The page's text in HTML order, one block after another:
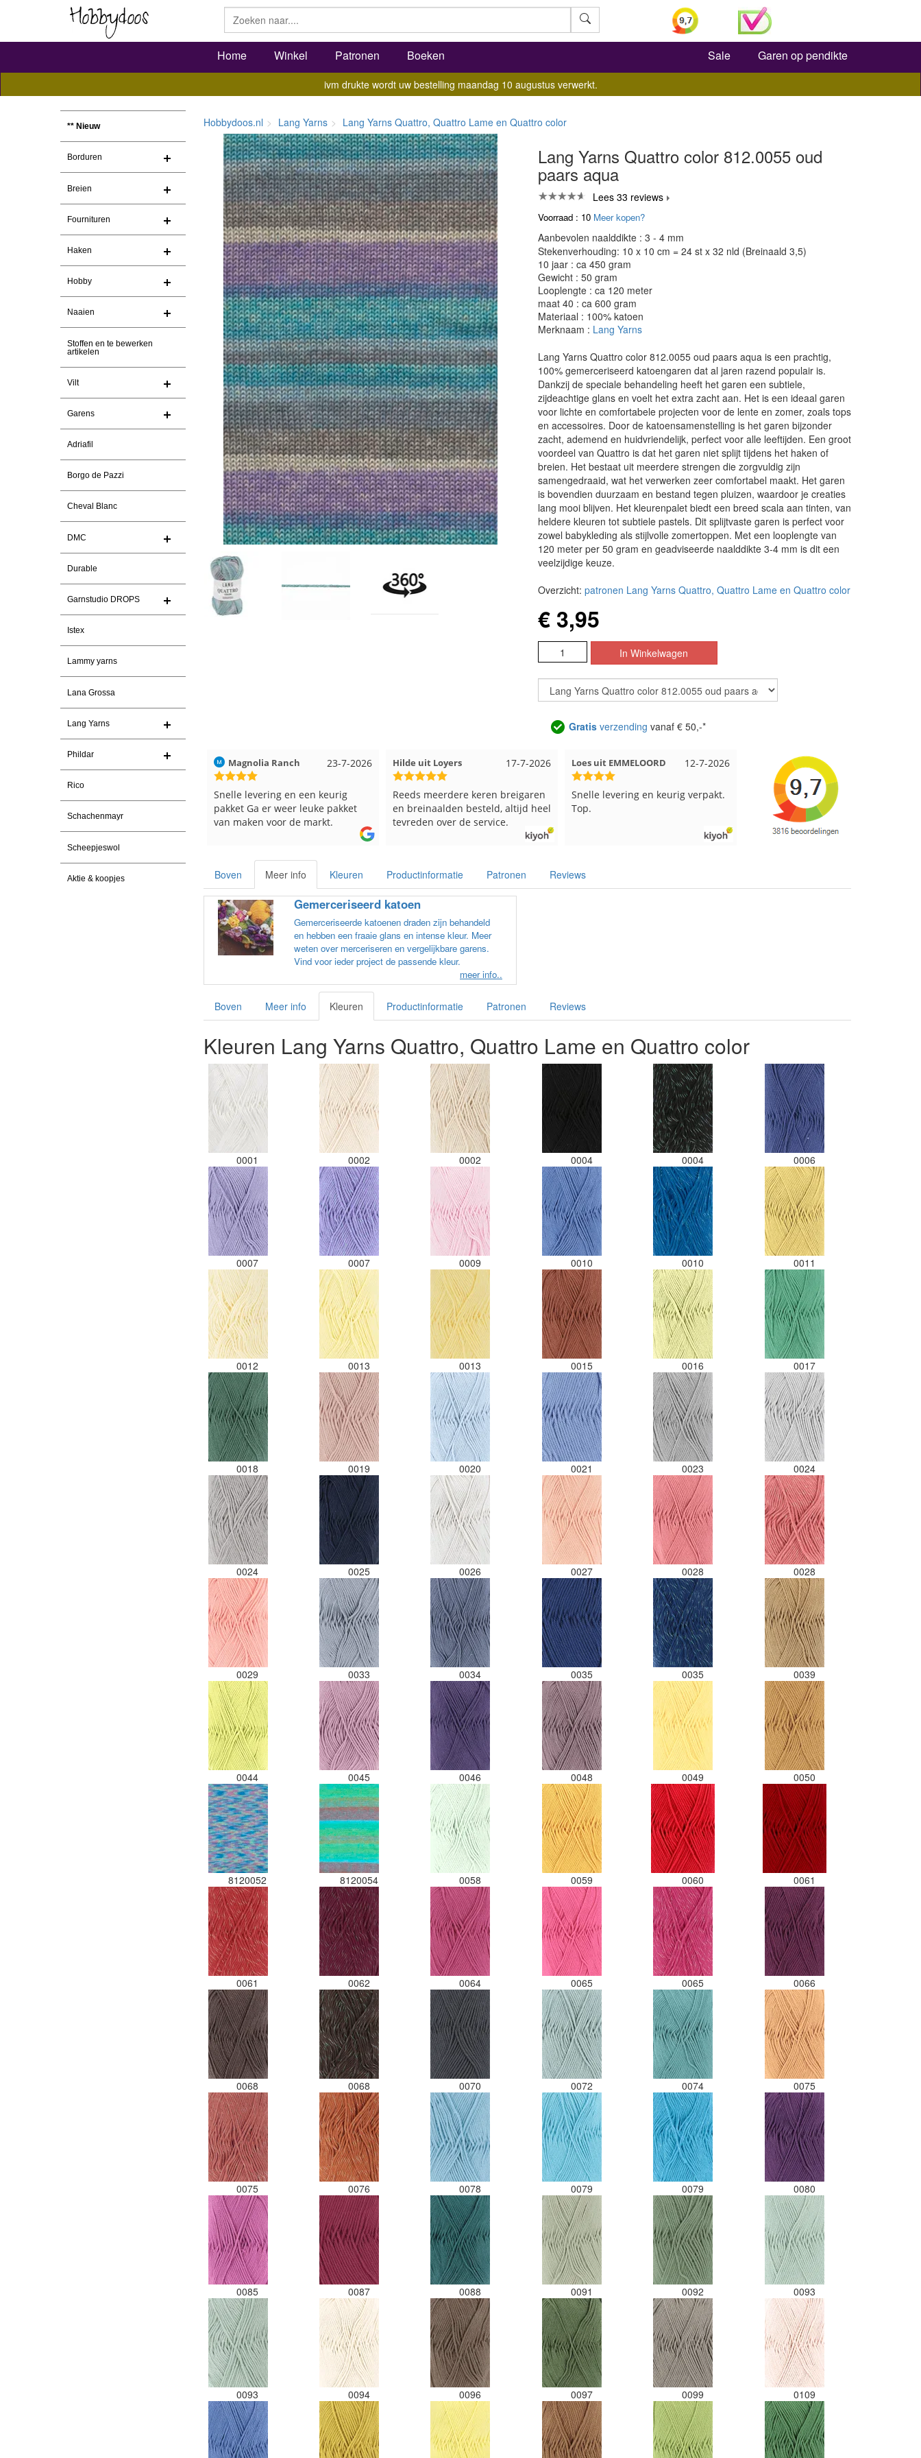
Zoeken
Home Winkel Patronen Boeken Sale Garen op pendikte
ivm drukte wordt uw bestelling maandag 10 augustus verwerkt.
** Nieuw
Borduren
Breien
Fournituren
Haken
Hobby
Naaien
Stoffen en te bewerken
artikelen
Vilt
Garens
Adriafil
Borgo de Pazzi
Cheval Blanc
DMC
Durable
Garnstudio DROPS
Istex
Lammy yarns
Lana Grossa
Lang Yarns
Phildar
Rico
Schachenmayr
Scheepjeswol
Aktie & koopjes
Hobbydoos.nl Lang Yarns Lang Yarns Quattro, Quattro Lame en Quattro color
Lang Yarns Quattro color 812.0055 oud
paars aqua
Lees 33 reviews
Voorraad : 10 Meer kopen?
Aanbevolen naalddikte : 3 - 4 mm
Stekenverhouding: 10 x 10 cm = 24 st x 32 nld (Breinaald 3,5)
10 jaar : ca 450 gram
Gewicht : 50 gram
Looplengte : ca 120 meter
maat 40 : ca 600 gram
Materiaal : 100% katoen
Merknaam : Lang Yarns
Lang Yarns Quattro color 812.0055 oud paars aqua is een prachtig,
100% gemerceriseerd katoengaren dat al jaren razend populair is.
Dankzij de speciale behandeling heeft het garen een subtiele,
zijdeachtige glans en voelt het extra zacht aan. Het is een ideaal garen
voor lichte en comfortabele projecten voor de lente en zomer, zoals tops
en accessoires. Door de katoensamenstelling is het garen bijzonder
zacht, ademend en huidvriendelijk, perfect voor alle leeftijden. Een groot
voordeel van Quattro is dat het garen niet splijt tijdens het haken of
breien. Het bestaat uit meerdere strengen die zorgvuldig zijn
samengedraaid, wat het verwerken zeer comfortabel maakt. Het garen
is bovendien duurzaam en bestand tegen pluizen, waardoor je creaties
lang mooi blijven. Het kleurenpalet biedt een breed scala aan tinten, van
heldere kleuren tot subtiele pastels. Dit splijtvaste garen is perfect voor
zowel babykleding als stijlvolle zomertoppen. Met een looplengte van
120 meter per 50 gram en geadviseerde naalddikte 3-4 mm is dit een
veelzijdige keuze.
Overzicht: patronen Lang Yarns Quattro, Quattro Lame en Quattro color
€ 3,95
Gratisverzending vanaf € 50,-*
30-7-2026 23-7-2026
Magnolia Ranch
Snelle levering en een keurig
pakket Ga er weer leuke pakket
van maken voor de markt.
17-7-2026
Hilde uit Loyers
Reeds meerdere keren breigaren
en breinaalden besteld, altijd heel
tevreden over de service.
12-7-2026
Loes uit EMMELOORD
Snelle levering en keurig verpakt.
Top.
Nell uit Beuningen
Goed verpakt en snelgeleverd
Boven Meer info Kleuren Productinformatie Patronen Reviews
Gemerceriseerd katoen
Gemerceriseerde katoenen draden zijn behandeld
en hebben een fraaie glans en intense kleur. Meer
weten over merceriseren en vergelijkbare garens.
Vind voor ieder project de passende kleur.
meer info..
Boven Meer info Kleuren Productinformatie Patronen Reviews
Kleuren Lang Yarns Quattro, Quattro Lame en Quattro color
0001 0002 0002 0004 0004 0006
0007 0007 0009 0010 0010 0011
0012 0013 0013 0015 0016 0017
0018 0019 0020 0021 0023 0024
0024 0025 0026 0027 0028 0028
0029 0033 0034 0035 0035 0039
0044 0045 0046 0048 0049 0050
8120052 8120054 0058 0059 0060 0061
0061 0062 0064 0065 0065 0066
0068 0068 0070 0072 0074 0075
0075 0076 0078 0079 0079 0080
0085 0087 0088 0091 0092 0093
0093 0094 0096 0097 0099 0109